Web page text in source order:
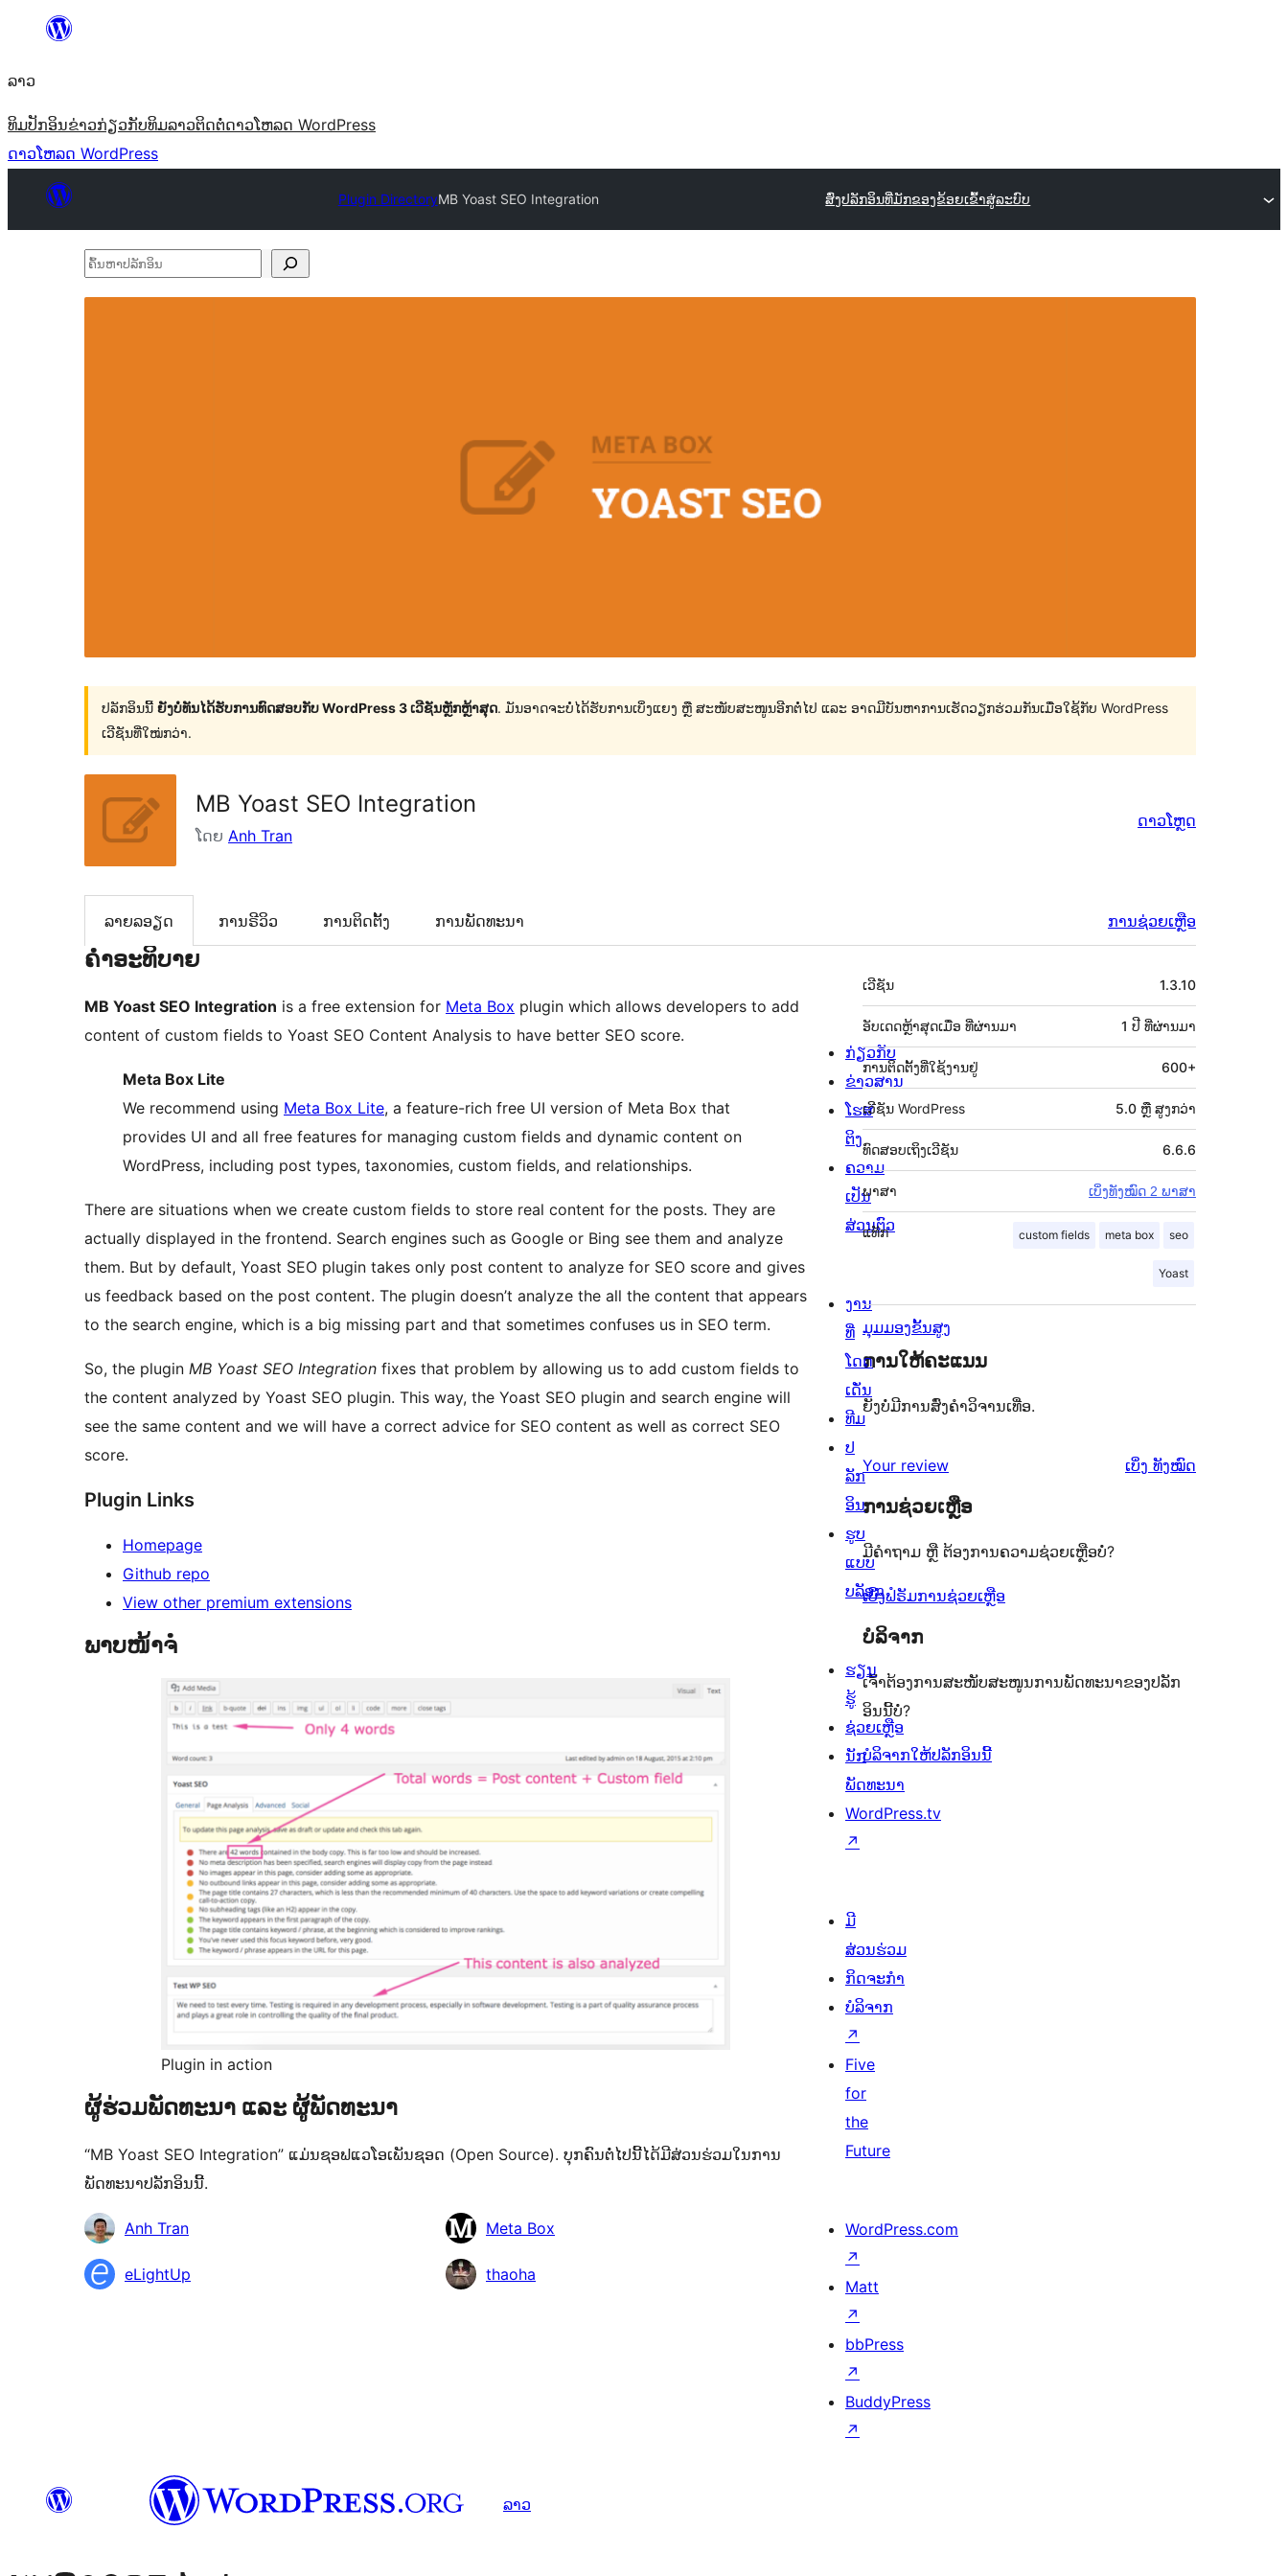
ທີ່
ເນື້ອຫາ
ລາວ
ທິມປັກອິນຂ່າວກ່ຽວກັບທິມລາວຕິດຕໍ່ດາວໂຫລດ WordPress
ດາວໂຫລດ WordPress
Plugin DirectoryMB Yoast SEO Integration ສົ່ງປລັກອິນທີ່ມັກຂອງຂ້ອຍເຂົ້າສູ່ລະບົບ
ຄົ້ນ
ປລັກອິນນີ້ ຍັງບໍ່ທັນໄດ້ຮັບການທົດສອບກັບ WordPress 3 ເວີຊັນຫຼັກຫຼ້າສຸດ. ມັນອາດຈະບໍ່ໄດ້ຮັບການເບິ່ງແຍງ ຫຼື ສະໜັບສະໜູນອີກຕໍ່ໄປ ແລະ ອາດມີບັນຫາການເຮັດວຽກຮ່ວມກັນເມື່ອໃຊ້ກັບ WordPress
ເວີຊັນທີ່ໃໝ່ກວ່າ.
MB Yoast SEO Integration
ໂດຍ Anh Tran
ດາວໂຫຼດ
ລາຍລອຽດ ການຣີວິວ ການຕິດຕັ້ງ ການພັດທະນາ ການຊ່ວຍເຫຼືອ
ຄຳອະທິບາຍ
MB Yoast SEO Integration is a free extension for Meta Box plugin which allows developers to add
content of custom fields to Yoast SEO Content Analysis to have better SEO score.
Meta Box Lite
We recommend using Meta Box Lite, a feature-rich free UI version of Meta Box that
provides UI and all free features for managing custom fields and dynamic content on
WordPress, including post types, taxonomies, custom fields, and relationships.
There are situations when we create custom fields to store real content for the posts. They are
actually displayed in the frontend. Search engines such as Google or Bing see them and analyze
them. But by default, Yoast SEO plugin takes only post content to analyze for SEO score and gives
us feedback based on the post content. The plugin doesn’t analyze the all the content that appears
to the search engine, which is a big missing part and that sometimes confuses us in SEO term.
So, the plugin MB Yoast SEO Integration fixes that problem by allowing us to add custom fields to
the content analyzed by Yoast SEO plugin. This way, the Yoast SEO plugin and search engine will
see the same content and we will have a correct advice for SEO content as well as correct SEO
score.
Plugin Links
Homepage
Github repo
View other premium extensions
ພາບໜ້າຈໍ
Plugin in action
ຜູ້ຮ່ວມພັດທະນາ ແລະ ຜູ້ພັດທະນາ
“MB Yoast SEO Integration” ແມ່ນຊອຟແວໂອເພັນຊອດ (Open Source). ບຸກຄົນຕໍ່ໄປນີ້ໄດ້ມີສ່ວນຮ່ວມໃນການ
ພັດທະນາປລັກອິນນີ້.
ຜູ້
ຮ່ວມ
ພັດທະນາ
Anh Tran Meta Box
eLightUp thaoha
ຂໍ້ມູນ
ກຳກັບ
(Meta)
ເວີຊັນ 1.3.10
ອັບເດດຫຼ້າສຸດເມື່ອ 1 ປີ ທີ່ຜ່ານມາ
ທີ່ຜ່ານມາ
ການຕິດຕັ້ງທີ່ໃຊ້ງານຢູ່ 600+
ເວີຊັນ WordPress 5.0 ຫຼື ສູງກວ່າ
ທົດສອບເຖິງເວີຊັນ 6.6.6
ພາສາ ເບິ່ງທັງໝົດ 2 ພາສາ
ແທັກ custom fields meta box seo
Yoast
ມຸມມອງຂັ້ນສູງ
ການໃຫ້ຄະແນນ
ຍັງບໍ່ມີການສົ່ງຄຳວິຈານເທື່ອ.
Your review ເບິ່ງ ຄຳ
ທັງໝົດ
ການຊ່ວຍເຫຼືອ
ມີຄຳຖາມ ຫຼື ຕ້ອງການຄວາມຊ່ວຍເຫຼືອບໍ່?
ເບິ່ງຟໍຣັມການຊ່ວຍເຫຼືອ
ບໍລິຈາກ
ເຈົ້າຕ້ອງການສະໜັບສະໜູນການພັດທະນາຂອງປລັກ
ອິນນີ້ບໍ່?
ບໍລິຈາກໃຫ້ປລັກອິນນີ້
ກ່ຽວກັບ
ຂ່າວສານ
ໂຮສ
ຕິງ
ຄວາມ
ເປັນ
ສ່ວນຕົວ
ງານ
ທີ່
ໂດດ
ເດັ່ນ
ທີມ
ປ
ລັກ
ອິນ
ຮູບ
ແບບ
ບລັອກ
ຮຽນ
ຮູ້
ຊ່ວຍເຫຼືອ
ນັກ
ພັດທະນາ
WordPress.tv
↗
ມີ
ສ່ວນຮ່ວມ
ກິດຈະກຳ
ບໍລິຈາກ
↗
Five
for
the
Future
WordPress.com
↗
Matt
↗
bbPress
↗
BuddyPress
↗
ລາວ